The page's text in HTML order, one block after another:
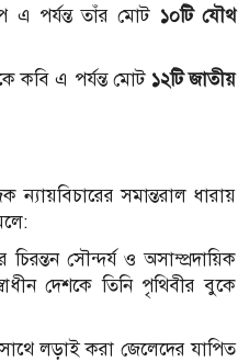
এ পর্যন্ত তাঁর মোট ১০টি যৌথ
কবি এ পর্যন্ত মোট ১২টি জাতীয়
সমান্তরাল ধারায়
সৌন্দর্য ও অসাম্প্রদায়িক
দেশকে তিনি পৃথিবীর বুকে
লড়াই করা জেলেদের যাপিত